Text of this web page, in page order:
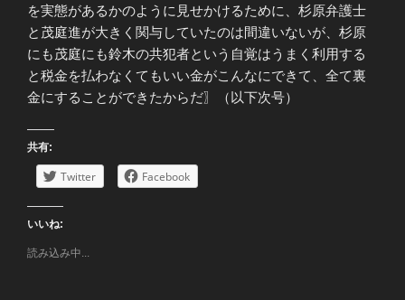
を実態があるかのように見せかけるために、杉原弁護士
と茂庭進が大きく関与していたのは間違いないが、杉原
にも茂庭にも鈴木の共犯者という自覚はうまく利用する
と税金を払わなくてもいい金がこんなにできて、全て裏
金にすることができたからだ〗（以下次号）
共有:
Twitter Facebook
いいね:
読み込み中...